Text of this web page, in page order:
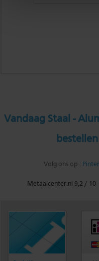
Vandaag Staal -
Volg ons op :
Metaalcenter.nl 9,2 / 10 -